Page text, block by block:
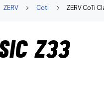
ZERV CoTi
Coti
ZERV
Z33